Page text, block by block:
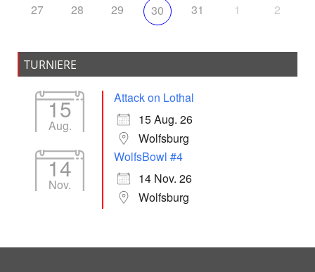
27 28 29 30 31 1 2
TURNIERE
15
Aug.
Attack on Lothal
15 Aug. 26
Wolfsburg
14
Nov.
WolfsBowl #4
14 Nov. 26
Wolfsburg